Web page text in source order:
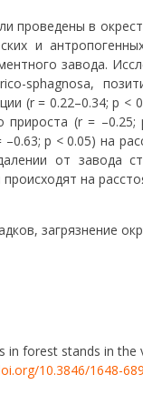
проведены в
и
завода.
sphagnosa,
(r = 0.22–0.34; p <
(r = –0.25;
p < 0.05) на
от завода
на
загрязнение
in forest stands in the
10.3846/1648-